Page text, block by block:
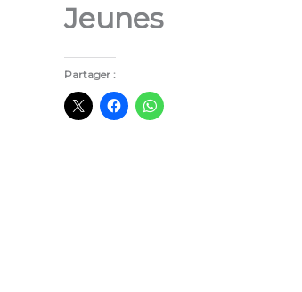
Jeunes
Partager :